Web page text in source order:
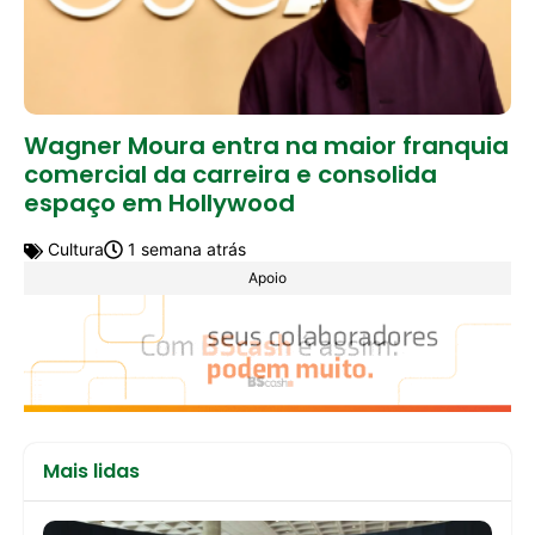
Wagner Moura entra na maior franquia
comercial da carreira e consolida
espaço em Hollywood
Cultura 1 semana atrás
Apoio
Mais lidas